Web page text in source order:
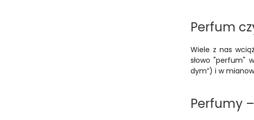
Perfum
Wiele z nas
słowo "perfum"
dym”) i w
Perfumy